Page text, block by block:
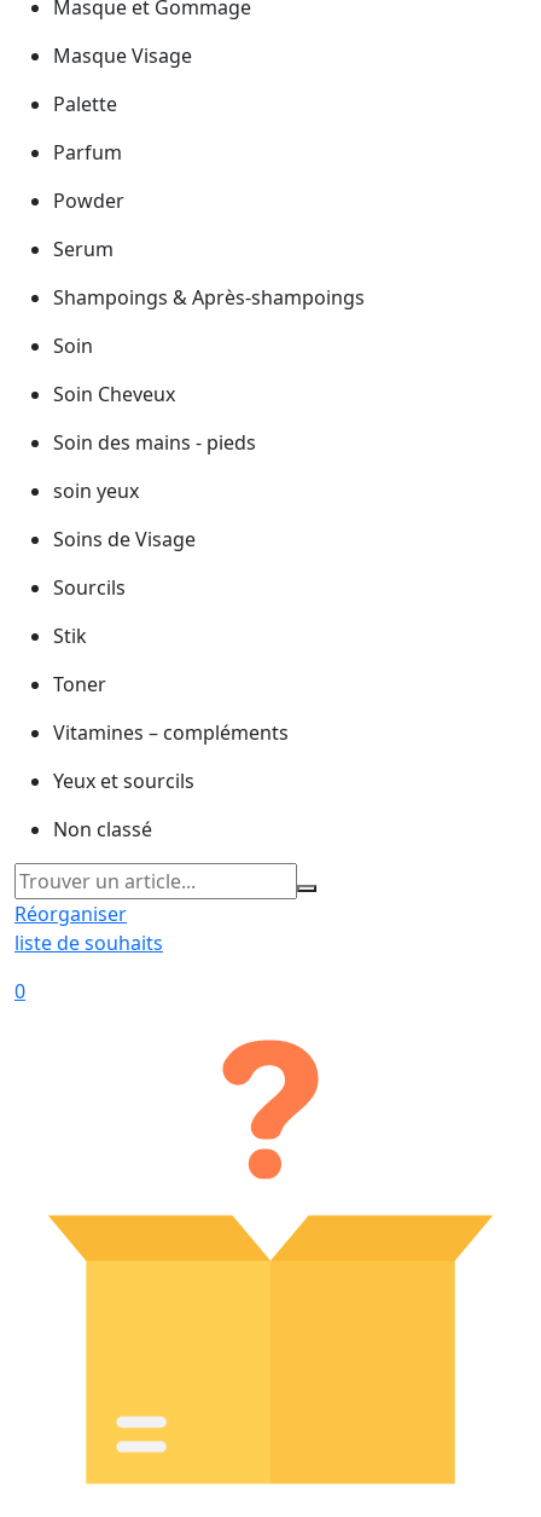
Masque et Gommage
Masque Visage
Palette
Parfum
Powder
Serum
Shampoings & Après-shampoings
Soin
Soin Cheveux
Soin des mains - pieds
soin yeux
Soins de Visage
Sourcils
Stik
Toner
Vitamines – compléments
Yeux et sourcils
Non classé
Réorganiser
liste de souhaits
0